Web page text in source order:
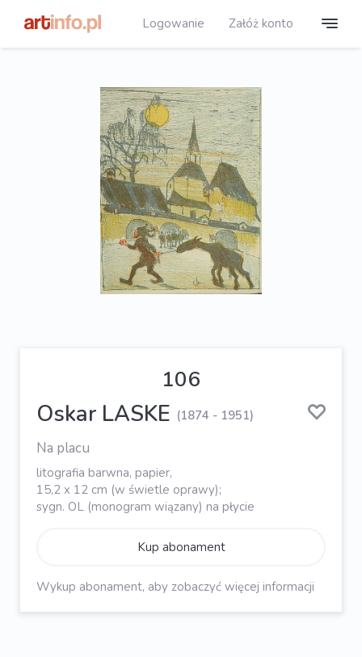
Logowanie Załóż konto
106
Oskar LASKE (1874 - 1951)
Na placu
litografia barwna, papier,
15,2 x 12 cm (w świetle oprawy);
sygn. OL (monogram wiązany) na płycie
Kup abonament
Wykup abonament, aby zobaczyć więcej informacji